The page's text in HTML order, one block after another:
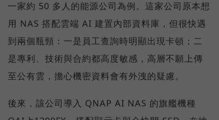
一家約 50 多人的能源公司為例。這家公司原本想
用 NAS 搭配雲端 AI 建置內部資料庫，但很快遇
到兩個瓶頸：一是員工查詢時明顯出現卡頓；二
是專利、技術與合約都高度敏感，高層不願上傳
至公有雲，擔心機密資料會有外洩的疑慮。
後來，該公司導入 QNAP AI NAS 的旗艦機種